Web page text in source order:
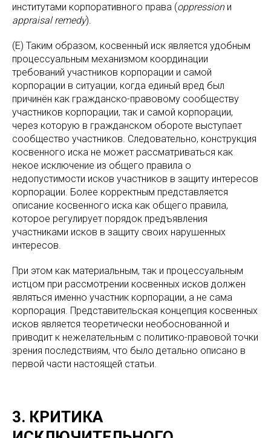
институтами корпоративного права (oppressionи
appraisal remedy).
(Е) Таким образом, косвенный иск является удобным
процессуальным механизмом координации
требований участников корпорации и самой
корпорации в ситуации, когда единый вред был
причинён как гражданско-правовому сообществу
участников корпорации, так и самой корпорации,
через которую в гражданском обороте выступает
сообщество участников. Следовательно, конструкция
косвенного иска не может рассматриваться как
некое исключение из общего правила о
недопустимости исков участников в защиту интересов
корпорации. Более корректным представляется
описание косвенного иска как общего правила,
которое регулирует порядок предъявления
участниками исков в защиту своих нарушенных
интересов.
При этом как материальным, так и процессуальным
истцом при рассмотрении косвенных исков должен
являться именно участник корпорации, а не сама
корпорация. Представительская концепция косвенных
исков является теоретически необоснованной и
приводит к нежелательным с политико-правовой точки
зрения последствиям, что было детально описано в
первой части настоящей статьи.
3. КРИТИКА